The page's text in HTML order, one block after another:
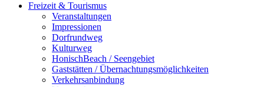
Freizeit & Tourismus
Veranstaltungen
Impressionen
Dorfrundweg
Kulturweg
HonischBeach / Seengebiet
Gaststätten / Übernachtungsmöglichkeiten
Verkehrsanbindung